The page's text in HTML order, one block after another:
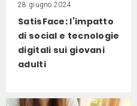
28 giugno 2024
SatisFace: l’impatto
di social e tecnologie
digitali sui giovani
adulti